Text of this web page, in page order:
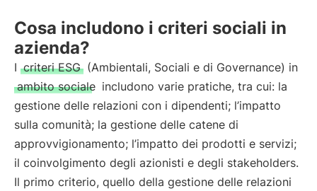
Cosa includono i criteri sociali in
azienda?
I criteri ESG (Ambientali, Sociali e di Governance) in
ambito sociale includono varie pratiche, tra cui: la
gestione delle relazioni con i dipendenti; l’impatto
sulla comunità; la gestione delle catene di
approvvigionamento; l’impatto dei prodotti e servizi;
il coinvolgimento degli azionisti e degli stakeholders.
Il primo criterio, quello della gestione delle relazioni